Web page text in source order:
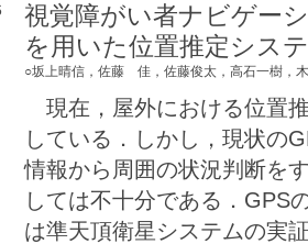
視覚障がい者ナビゲー
を用いた位置推定シス
○坂上晴信，佐藤 佳，佐藤俊太，高石一樹，
現在，屋外における位置
している．しかし，現状の
情報から周囲の状況判断を
しては不十分である．GPS
は準天頂衛星システムの実